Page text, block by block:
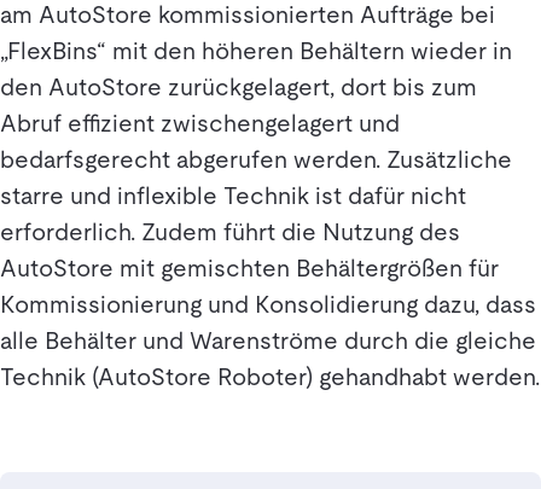
am AutoStore kommissionierten Aufträge bei
„FlexBins“ mit den höheren Behältern wieder in
den AutoStore zurückgelagert, dort bis zum
Abruf effizient zwischengelagert und
bedarfsgerecht abgerufen werden. Zusätzliche
starre und inflexible Technik ist dafür nicht
erforderlich. Zudem führt die Nutzung des
AutoStore mit gemischten Behältergrößen für
Kommissionierung und Konsolidierung dazu, dass
alle Behälter und Warenströme durch die gleiche
Technik (AutoStore Roboter) gehandhabt werden.